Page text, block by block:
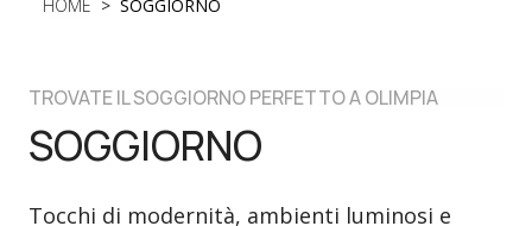
HOME SOGGIORNO
TROVATE IL SOGGIORNO PERFETTO A OLIMPIA
SOGGIORNO
Tocchi di modernità, ambienti luminosi e